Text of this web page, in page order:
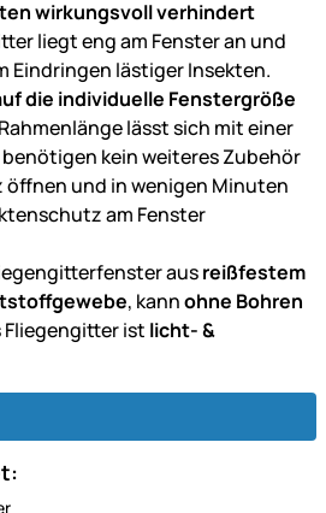
wirkungsvoll verhindert
liegt eng am Fenster an und
Eindringen lästiger Insekten.
die individuelle Fenstergröße
lässt sich mit einer
benötigen kein weiteres Zubehör
öffnen und in wenigen Minuten
am Fenster
ausreißfestem
, kannohne Bohren
Fliegengitter ist licht- &